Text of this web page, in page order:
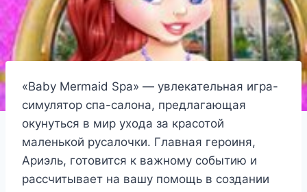
«Baby Mermaid Spa» — увлекательная игра-
симулятор спа-салона, предлагающая
окунуться в мир ухода за красотой
маленькой русалочки. Главная героиня,
Ариэль, готовится к важному событию и
рассчитывает на вашу помощь в создании